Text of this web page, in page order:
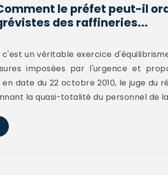
le préfet peut-il
des raffineries...
: c'est un véritable exercice
imposées par l'urgence et
date du 22 octobre 2010, le juge du
la quasi-totalité du personnel de